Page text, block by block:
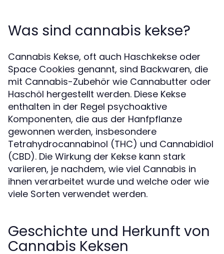
Was sind cannabis kekse?
Cannabis Kekse, oft auch Haschkekse oder
Space Cookies genannt, sind Backwaren, die
mit Cannabis-Zubehör wie Cannabutter oder
Haschöl hergestellt werden. Diese Kekse
enthalten in der Regel psychoaktive
Komponenten, die aus der Hanfpflanze
gewonnen werden, insbesondere
Tetrahydrocannabinol (THC) und Cannabidiol
(CBD). Die Wirkung der Kekse kann stark
variieren, je nachdem, wie viel Cannabis in
ihnen verarbeitet wurde und welche oder wie
viele Sorten verwendet werden.
Geschichte und Herkunft von
Cannabis Keksen